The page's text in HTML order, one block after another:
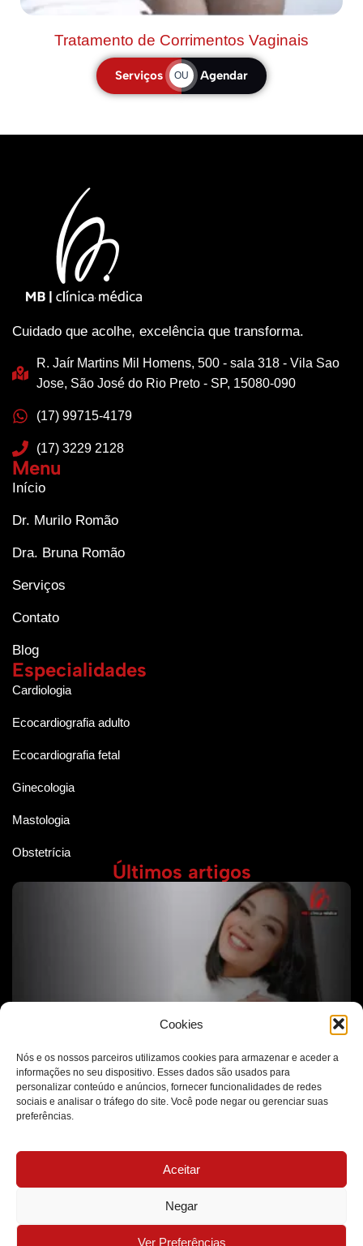
Cookies
Nós e os nossos parceiros utilizamos cookies para armazenar e aceder a
informações no seu dispositivo. Esses dados são usados para
personalizar conteúdo e anúncios, fornecer funcionalidades de redes
sociais e analisar o tráfego do site. Você pode negar ou gerenciar suas
preferências.
Aceitar
Negar
Ver Preferências
Tratamento de Corrimentos Vaginais
Serviços OU Agendar
Cuidado que acolhe, excelência que transforma.
R. Jaír Martins Mil Homens, 500 - sala 318 - Vila Sao
Jose, São José do Rio Preto - SP, 15080-090
(17) 99715-4179
(17) 3229 2128
Menu
Início
Dr. Murilo Romão
Dra. Bruna Romão
Serviços
Contato
Blog
Especialidades
Cardiologia
Ecocardiografia adulto
Ecocardiografia fetal
Ginecologia
Mastologia
Obstetrícia
Últimos artigos
O Autocuidado Vai Muito Além da Estética